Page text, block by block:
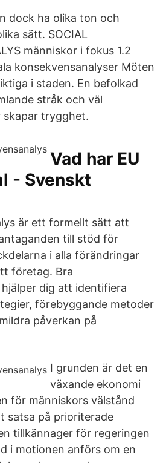
dock ha olika ton och
sätt. SOCIAL
människor i fokus 1.2
konsekvensanalyser Möten
i staden. En befolkad
stråk och väl
skapar trygghet.
Vad har EU
- Svenskt
är ett formellt sätt att
till stöd för
i alla förändringar
företag. Bra
dig att identifiera
förebyggande metoder
påverkan på
I grunden är det en
växande ekonomi
för människors välstånd
satsa på prioriterade
tillkännager för regeringen
i motionen anförs om en